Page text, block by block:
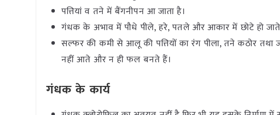
पत्तियां व तने में बैंगनीपन आ जाता है।
गंधक के अभाव में पौधे पीले, हरे, पतले और आकार में छोटे हो जाते
सल्फर की कमी से आलू की पत्तियों का रंग पीला, तने कठोर
नहीं आते और न ही फल बनते हैं।
गंधक के कार्य